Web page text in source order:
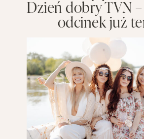
Dzień dobry TVN
odcinek już